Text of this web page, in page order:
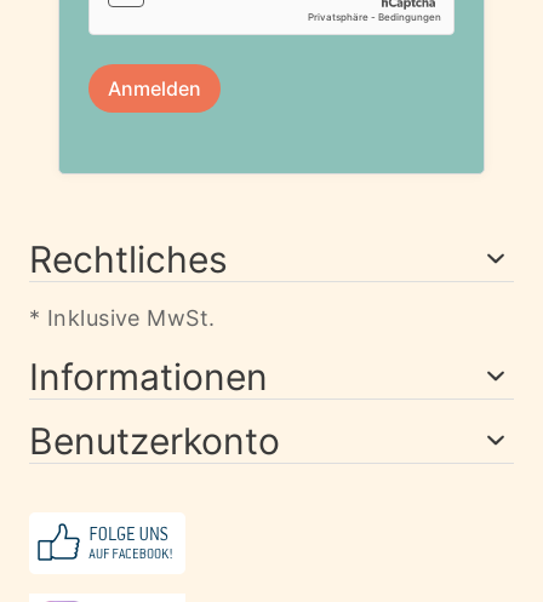
Rechtliches
* Inklusive MwSt.
Informationen
Benutzerkonto